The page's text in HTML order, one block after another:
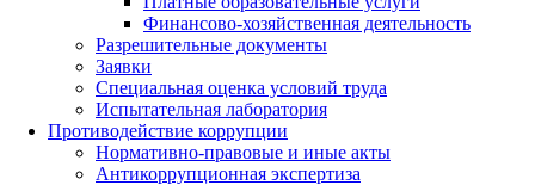
Финансово-хозяйственная деятельность
Разрешительные документы
Заявки
Специальная оценка условий труда
Испытательная лаборатория
Противодействие коррупции
Нормативно-правовые и иные акты
Антикоррупционная экспертиза